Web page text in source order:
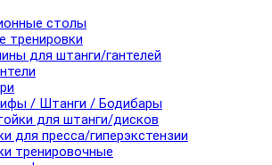
столы
тренировки
для штанги/гантелей
/ Штанги / Бодибары
для штанги/дисков
для пресса/гиперэкстензии
тренировочные